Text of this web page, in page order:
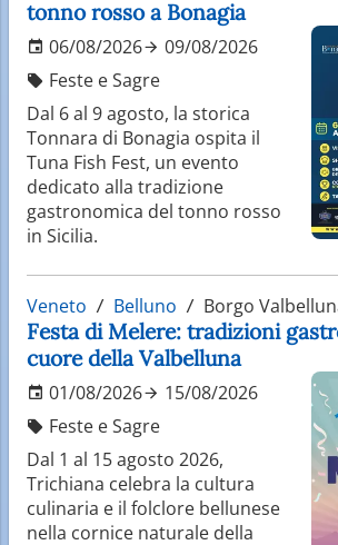
tonno rosso a Bonagia
06/08/2026
09/08/2026
Feste e Sagre
Dal 6 al 9 agosto, la storica
Tonnara di Bonagia ospita il
Tuna Fish Fest, un evento
dedicato alla tradizione
gastronomica del tonno rosso
in Sicilia.
Veneto Belluno Borgo
Festa di Melere: tradizioni
cuore della Valbelluna
01/08/2026
15/08/2026
Feste e Sagre
Dal 1 al 15 agosto 2026,
Trichiana celebra la cultura
culinaria e il folclore bellunese
nella cornice naturale della